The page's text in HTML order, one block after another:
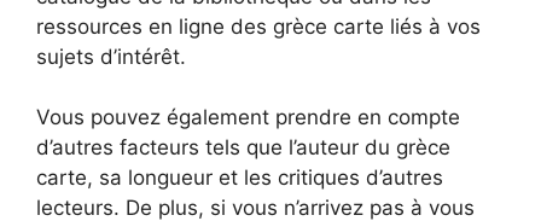
ressources en ligne des grèce carte liés à vos
sujets d’intérêt.
Vous pouvez également prendre en compte
d’autres facteurs tels que l’auteur du grèce
carte, sa longueur et les critiques d’autres
lecteurs. De plus, si vous n’arrivez pas à vous